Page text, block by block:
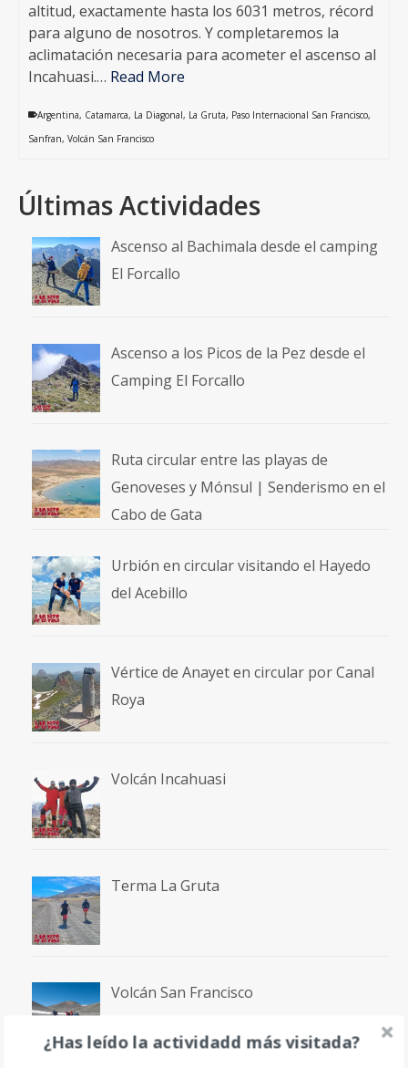
altitud, exactamente hasta los 6031 metros, récord
para alguno de nosotros. Y completaremos la
aclimatación necesaria para acometer el ascenso al
Incahuasi.… Read More
Argentina, Catamarca, La Diagonal, La Gruta, Paso Internacional San Francisco,
Sanfran, Volcán San Francisco
Últimas Actividades
Ascenso al Bachimala desde el camping
El Forcallo
Ascenso a los Picos de la Pez desde el
Camping El Forcallo
Ruta circular entre las playas de
Genoveses y Mónsul | Senderismo en el
Cabo de Gata
Urbión en circular visitando el Hayedo
del Acebillo
Vértice de Anayet en circular por Canal
Roya
Volcán Incahuasi
Terma La Gruta
Volcán San Francisco
¿Has leído la actividadd más visitada?